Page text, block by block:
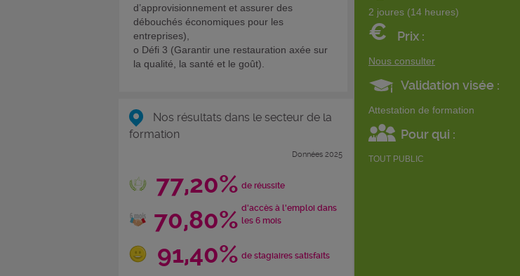
d’approvisionnement et assurer des
débouchés économiques pour les
entreprises),
o Défi 3 (Garantir une restauration axée sur
la qualité, la santé et le goût).
Nos résultats dans le secteur de la
formation
Données 2025
77,20% de réussite
70,80% d'accès à l'emploi dans
les 6 mois
91,40% de stagiaires satisfaits
2 joures (14 heures)
€ Prix :
Nous consulter
Validation visée :
Attestation de formation
Pour qui :
TOUT PUBLIC